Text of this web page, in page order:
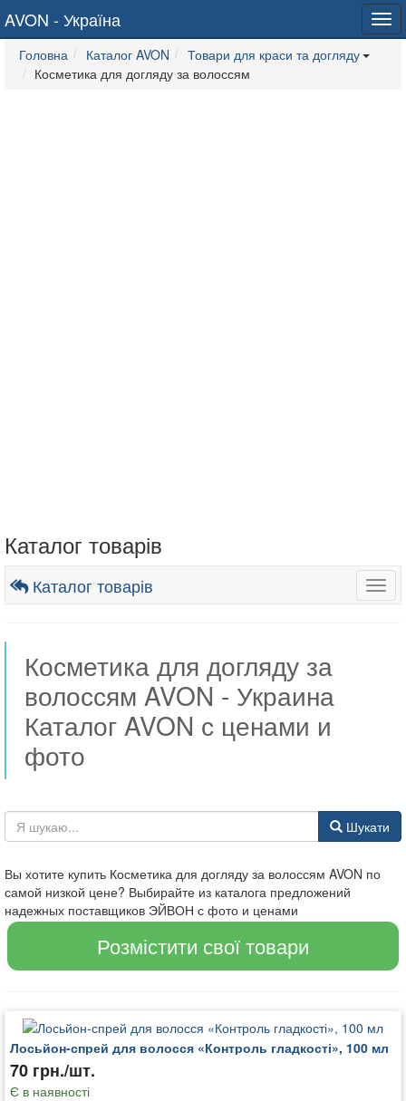
AVON - Україна
Головна Каталог AVON
Товари для краси та догляду
Косметика для догляду за волоссям
Каталог товарів
Каталог товарів
Косметика для догляду за
волоссям AVON - Украина
Каталог AVON с ценами и
фото
Шукати
Вы хотите купить Косметика для догляду за волоссям AVON по
самой низкой цене? Выбирайте из каталога предложений
надежных поставщиков ЭЙВОН с фото и ценами
Розмістити свої товари
Лосьйон-спрей для волосся «Контроль гладкості», 100 мл
70 грн./шт.
Є в наявності